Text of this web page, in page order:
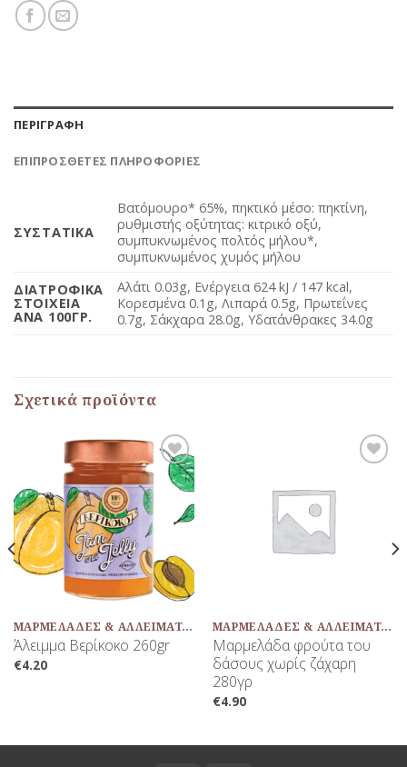
ΠΕΡΙΓΡΑΦΉ
ΕΠΙΠΡΌΣΘΕΤΕΣ ΠΛΗΡΟΦΟΡΊΕΣ
ΣΥΣΤΑΤΙΚΆ
Bατόμουρο* 65%, πηκτικό μέσο: πηκτίνη,
ρυθμιστής οξύτητας: κιτρικό οξύ,
συμπυκνωμένος πολτός μήλου*,
συμπυκνωμένος χυμός μήλου
ΔΙΑΤΡΟΦΙΚΆ
ΣΤΟΙΧΕΊΑ
ΑΝΆ 100ΓΡ.
Αλάτι 0.03g, Ενέργεια 624 kJ / 147 kcal,
Κορεσμένα 0.1g, Λιπαρά 0.5g, Πρωτεΐνες
0.7g, Σάκχαρα 28.0g, Υδατάνθρακες 34.0g
Σχετικά προϊόντα
Προσθήκη
στη Λίστα
Αγαπημένων
ΜΑΡΜΕΛΆΔΕΣ & ΑΛΛΕΙΜΑΤΑ ΦΡΟΎΤΩΝ
Άλειμμα Βερίκοκο 260gr
€4.20
στη Λίστα
Αγαπημένων
ΜΑΡΜΕΛΆΔΕΣ & ΑΛΛΕΙΜΑΤΑ ΦΡΟΎΤΩΝ
Μαρμελάδα φρούτα του
δάσους χωρίς ζάχαρη
280γρ
€4.90